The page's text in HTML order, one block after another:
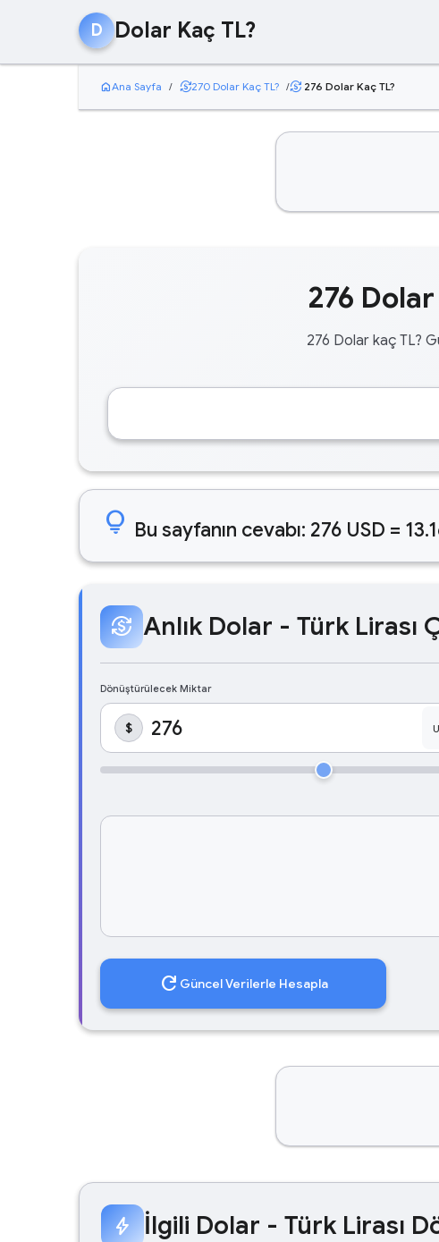
D Dolar Kaç TL?
homeAna Sayfa / currency_exchange270 Dolar Kaç TL? /currency_exchange 276 Dolar Kaç TL?
276
276 Dolar kaç TL?
lightbulb Bu sayfanın cevabı: 276 USD =
currency_exchange Anlık Dolar - Türk Lirası
Dönüştürülecek Miktar
$
refresh Güncel Verilerle Hesapla
bolt İlgili Dolar - Türk Lirası